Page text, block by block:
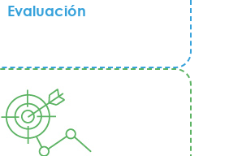
Evaluación